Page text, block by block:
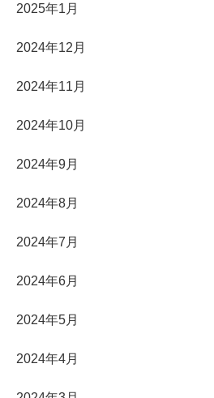
2025年1月
2024年12月
2024年11月
2024年10月
2024年9月
2024年8月
2024年7月
2024年6月
2024年5月
2024年4月